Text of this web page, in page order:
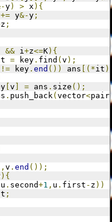
y) > x ){
+= y&-y ;
z ;
&& i+z<=K){
= key . find ( v );
!= key . end ()) ans [(*it
v = ans . size ();
. push_back( vector<pair
v . end ());
){
u . second+1 , u . first - z ))
;